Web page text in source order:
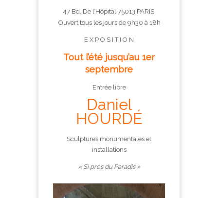
47 Bd. De l’Hôpital 75013 PARIS.
Ouvert tous les jours de 9h30 à 18h
E X P O S I T I O N
Tout l’été jusqu’au 1er
septembre
Entrée libre
Daniel
HOURDÉ
Sculptures monumentales et
installations
« Si près du Paradis »